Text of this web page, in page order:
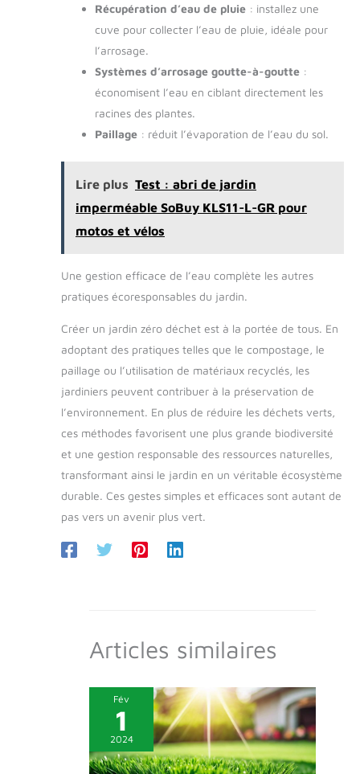
Récupération d’eau de pluie : installez une
cuve pour collecter l’eau de pluie, idéale pour
l’arrosage.
Systèmes d’arrosage goutte-à-goutte :
économisent l’eau en ciblant directement les
racines des plantes.
Paillage : réduit l’évaporation de l’eau du sol.
Lire plus Test : abri de jardin
imperméable SoBuy KLS11-L-GR pour
motos et vélos
Une gestion efficace de l’eau complète les autres
pratiques écoresponsables du jardin.
Créer un jardin zéro déchet est à la portée de tous. En
adoptant des pratiques telles que le compostage, le
paillage ou l’utilisation de matériaux recyclés, les
jardiniers peuvent contribuer à la préservation de
l’environnement. En plus de réduire les déchets verts,
ces méthodes favorisent une plus grande biodiversité
et une gestion responsable des ressources naturelles,
transformant ainsi le jardin en un véritable écosystème
durable. Ces gestes simples et efficaces sont autant de
pas vers un avenir plus vert.
Articles similaires
Fév
1
2024